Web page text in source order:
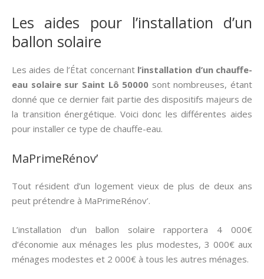
Les aides pour l’installation d’un
ballon solaire
Les aides de l’État concernant l’installation d’un chauffe-
eau solaire sur Saint Lô 50000 sont nombreuses, étant
donné que ce dernier fait partie des dispositifs majeurs de
la transition énergétique. Voici donc les différentes aides
pour installer ce type de chauffe-eau.
MaPrimeRénov’
Tout résident d’un logement vieux de plus de deux ans
peut prétendre à MaPrimeRénov’.
L’installation d’un ballon solaire rapportera 4 000€
d’économie aux ménages les plus modestes, 3 000€ aux
ménages modestes et 2 000€ à tous les autres ménages.